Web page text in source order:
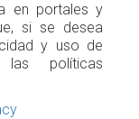
en portales y
si se desea
y uso de
las políticas